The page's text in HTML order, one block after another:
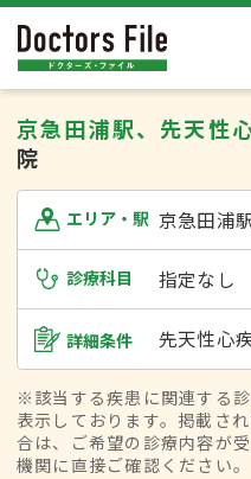
京急田浦駅、先天性
院
エリア・駅 京急田浦駅
診療科目 指定なし
詳細条件 先天性心
※該当する疾患に関連する
表示しております。掲載さ
合は、ご希望の診療内容が
機関に直接ご確認ください。